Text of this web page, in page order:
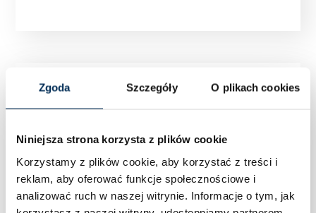
Zgoda Szczegóły O plikach cookies
Niniejsza strona korzysta z plików cookie
Korzystamy z plików cookie, aby korzystać z treści i
reklam, aby oferować funkcje społecznościowe i
analizować ruch w naszej witrynie. Informacje o tym, jak